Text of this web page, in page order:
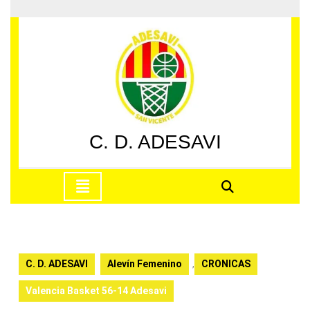
al
C. D. ADESAVI
apertura
C. D. ADESAVI Alevín Femenino , CRONICAS
Valencia Basket 56-14 Adesavi